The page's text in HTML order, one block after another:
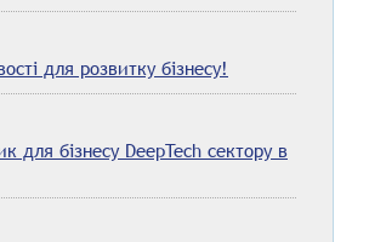
для розвитку бізнесу!
для бізнесу DeepTech сектору в